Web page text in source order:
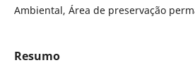
Ambiental, Área de preservação
Resumo